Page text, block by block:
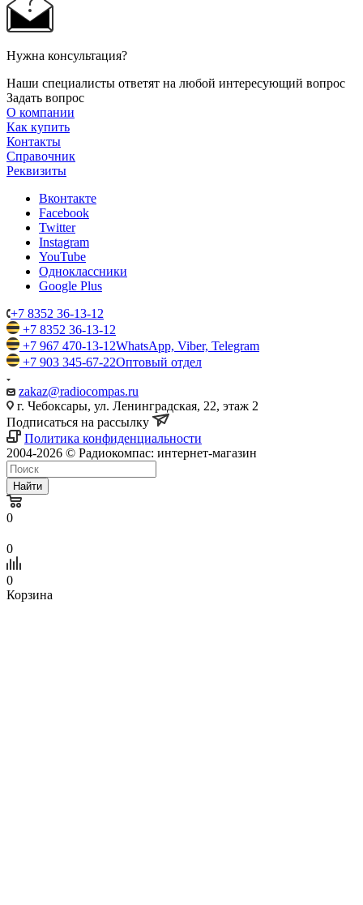
Нужна консультация?
Наши специалисты ответят на любой интересующий вопрос
Задать вопрос
О компании
Как купить
Контакты
Справочник
Реквизиты
Вконтакте
Facebook
Twitter
Instagram
YouTube
Одноклассники
Google Plus
+7 8352 36-13-12
+7 8352 36-13-12
+7 967 470-13-12WhatsApp, Viber, Telegram
+7 903 345-67-22Оптовый отдел
zakaz@radiocompas.ru
г. Чебоксары, ул. Ленинградская, 22, этаж 2
Подписаться на рассылку
Политика конфиденциальности
2004-2026 © Радиокомпас: интернет-магазин
Найти
0
0
0
Корзина